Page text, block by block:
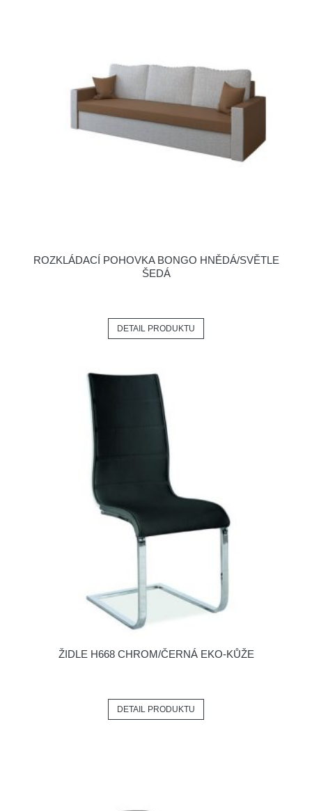
ROZKLÁDACÍ POHOVKA BONGO HNĚDÁ/SVĚTLE
ŠEDÁ
DETAIL PRODUKTU
ŽIDLE H668 CHROM/ČERNÁ EKO-KŮŽE
DETAIL PRODUKTU